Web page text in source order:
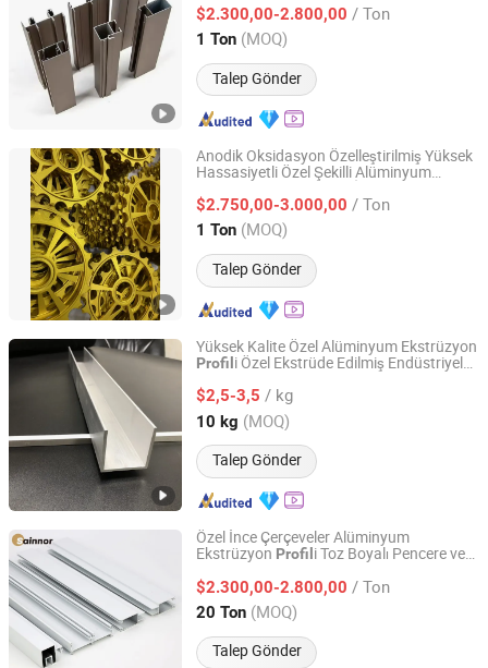
$2.300,00-2.800,00 / Ton
1 Ton (MOQ)
Talep Gönder
Shandong, China Fiyat 2024
Anodik Oksidasyon Özelleştirilmiş Yüksek
Hassasiyetli Özel Şekilli Alüminyum
Malzemeleri için
$2.750,00-3.000,00 / Ton
1 Ton (MOQ)
Talep Gönder
Jiangyin Noda New Materials Technology Co., Ltd.
Jiangsu, China Fiyat 2025
Yüksek Kalite Özel Alüminyum Ekstrüzyon
Profil i Özel Ekstrüde Edilmiş Endüstriyel
$2,5-3,5 / kg
10 kg (MOQ)
Talep Gönder
Suzhou Hengxinyu Aluminum Technology Co., Ltd.
Jiangsu, China Fiyat 2025
Özel İnce Çerçeveler Alüminyum
Ekstrüzyon Profil i Toz Boyalı Pencere ve
$2.300,00-2.800,00 / Ton
20 Ton (MOQ)
Talep Gönder
Linyi Shengao Aluminum Industry Co., Ltd.
Shandong, China Fiyat 2024